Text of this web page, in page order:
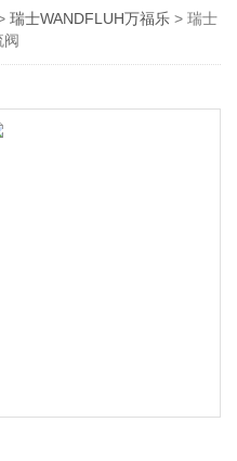
瑞士WANDFLUH万福乐 > 瑞士
阀